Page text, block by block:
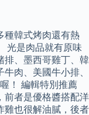
種韓式烤肉還有熱
光是肉品就有原味
排、墨西哥雞丁、韓
肉、美國牛小排、
！ 編輯特別推薦
前者是優格醬搭配洋
雞也很解油膩，後者